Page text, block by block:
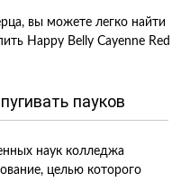
вы можете легко найти
Happy Belly Cayenne Red
пауков
наук колледжа
целью которого